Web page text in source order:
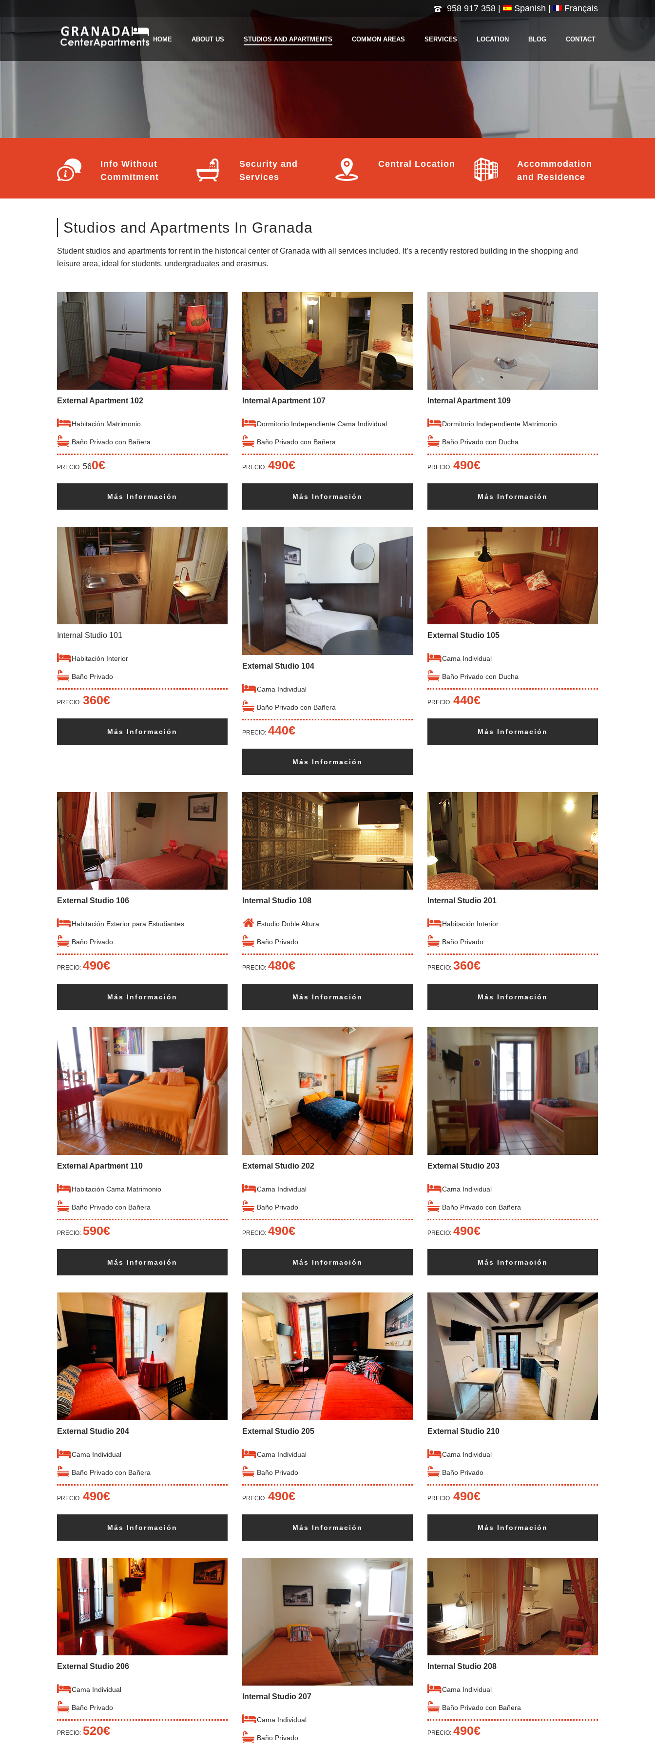
958 917 358 Spanish | Français
HOME ABOUT US STUDIOS AND APARTMENTS COMMON AREAS SERVICES LOCATION BLOG CONTACT
Info Without
Commitment
Security and
Services
Central Location
Accommodation
and Residence
Studios and Apartments In Granada
Student studios and apartments for rent in the historical center of Granada with all services included. It’s a recently restored building in the shopping and
leisure area, ideal for students, undergraduates and erasmus.
External Apartment 102
Habitación Matrimonio
Baño Privado con Bañera
PRECIO: 560€
Más Información
Internal Apartment 107
Dormitorio Independiente Cama Individual
Baño Privado con Bañera
PRECIO: 490€
Más Información
Internal Apartment 109
Dormitorio Independiente Matrimonio
Baño Privado con Ducha
PRECIO: 490€
Más Información
Internal Studio 101
Habitación Interior
Baño Privado
PRECIO: 360€
Más Información
External Studio 104
Cama Individual
Baño Privado con Bañera
PRECIO: 440€
Más Información
External Studio 105
Cama Individual
Baño Privado con Ducha
PRECIO: 440€
Más Información
External Studio 106
Habitación Exterior para Estudiantes
Baño Privado
PRECIO: 490€
Más Información
Internal Studio 108
Estudio Doble Altura
Baño Privado
PRECIO: 480€
Más Información
Internal Studio 201
Habitación Interior
Baño Privado
PRECIO: 360€
Más Información
External Apartment 110
Habitación Cama Matrimonio
Baño Privado con Bañera
PRECIO: 590€
Más Información
External Studio 202
Cama Individual
Baño Privado
PRECIO: 490€
Más Información
External Studio 203
Cama Individual
Baño Privado con Bañera
PRECIO: 490€
Más Información
External Studio 204
Cama Individual
Baño Privado con Bañera
PRECIO: 490€
Más Información
External Studio 205
Cama Individual
Baño Privado
PRECIO: 490€
Más Información
External Studio 210
Cama Individual
Baño Privado
PRECIO: 490€
Más Información
External Studio 206
Cama Individual
Baño Privado
PRECIO: 520€
Internal Studio 207
Cama Individual
Baño Privado
Internal Studio 208
Cama Individual
Baño Privado con Bañera
PRECIO: 490€